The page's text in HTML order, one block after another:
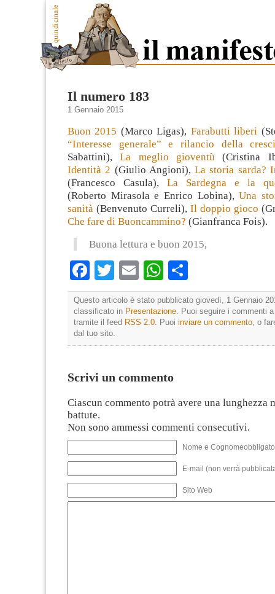
Il numero 183
1 Gennaio 2015
Buon 2015 (Marco Ligas), Farabutti liberi
“Interesse generale” e rilancio della
Sabattini),La meglio gioventù (Cristina
Identità 2 (Giulio Angioni), La storia sarda?
(Francesco Casula), La Sardegna e la
(Roberto Mirasola e Enrico Lobina),Una
sanità (Benvenuto Curreli), Il doppio gioco
Che fare di Buoncammino? (Gianfranca Fois).
Buona lettura e buon 2015,
Facebook
TwitterEmailWhatsApp
Questo articolo è stato pubblicato giovedì, 1 Gennaio
classificato in Presentazione . Puoi seguire i commenti
tramite il feed RSS 2.0 . Puoi inviare un commento , o
dal tuo sito.
Scrivi un commento
Ciascun commento potrà avere una lunghezza
battute.
Non sono ammessi commenti consecutivi.
Nome e
E-mail (non verrà
Sito Web